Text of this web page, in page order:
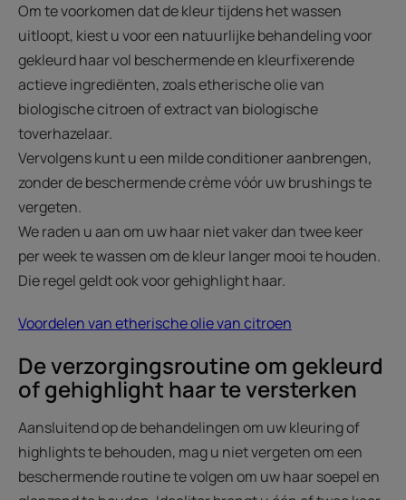
Om te voorkomen dat de kleur tijdens het wassen
uitloopt, kiest u voor een natuurlijke behandeling voor
gekleurd haar vol beschermende en kleurfixerende
actieve ingrediënten, zoals etherische olie van
biologische citroen of extract van biologische
toverhazelaar.
Vervolgens kunt u een milde conditioner aanbrengen,
zonder de beschermende crème vóór uw brushings te
vergeten.
We raden u aan om uw haar niet vaker dan twee keer
per week te wassen om de kleur langer mooi te houden.
Die regel geldt ook voor gehighlight haar.
Voordelen van etherische olie van citroen
De verzorgingsroutine om gekleurd
of gehighlight haar te versterken
Aansluitend op de behandelingen om uw kleuring of
highlights te behouden, mag u niet vergeten om een
beschermende routine te volgen om uw haar soepel en